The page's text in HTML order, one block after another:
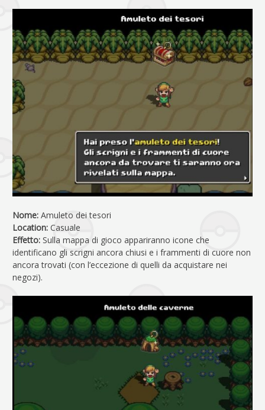
Nome: Amuleto dei tesori
Location: Casuale
Effetto: Sulla mappa di gioco appariranno icone che
identificano gli scrigni ancora chiusi e i frammenti di cuore non
ancora trovati (con l’eccezione di quelli da acquistare nei
negozi).